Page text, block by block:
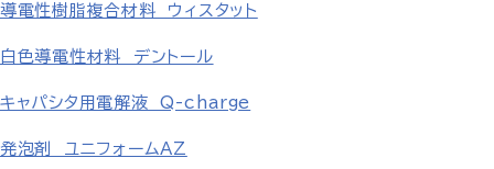
導電性樹脂複合材料 ウィスタット
白色導電性材料 デントール
キャパシタ用電解液 Q-charge
発泡剤 ユニフォームAZ